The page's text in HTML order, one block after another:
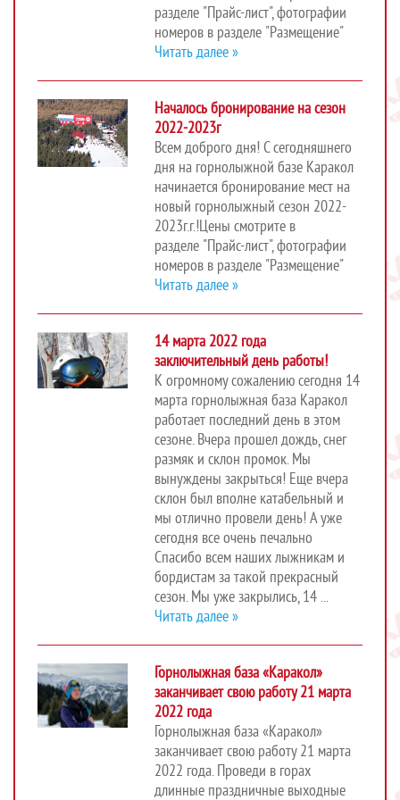
разделе "Прайс-лист", фотографии
номеров в разделе "Размещение"
Читать далее »
Началось бронирование на сезон
2022-2023г
Всем доброго дня! С сегодняшнего
дня на горнолыжной базе Каракол
начинается бронирование мест на
новый горнолыжный сезон 2022-
2023г.г.!Цены смотрите в
разделе "Прайс-лист", фотографии
номеров в разделе "Размещение"
Читать далее »
14 марта 2022 года
заключительный день работы!
К огромному сожалению сегодня 14
марта горнолыжная база Каракол
работает последний день в этом
сезоне. Вчера прошел дождь, снег
размяк и склон промок. Мы
вынуждены закрыться! Еще вчера
склон был вполне катабельный и
мы отлично провели день! А уже
сегодня все очень печально
Спасибо всем наших лыжникам и
бордистам за такой прекрасный
сезон. Мы уже закрылись, 14 ...
Читать далее »
Горнолыжная база «Каракол»
заканчивает свою работу 21 марта
2022 года
Горнолыжная база «Каракол»
заканчивает свою работу 21 марта
2022 года. Проведи в горах
длинные праздничные выходные